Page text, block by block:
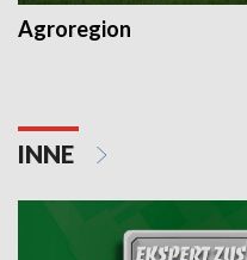
Agroregion
INNE